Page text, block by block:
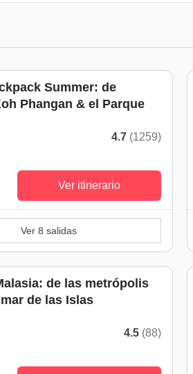
Summer: de
Phangan & el Parque
4.7 (1259)
Ver itinerario
Ver 8 salidas
de las metrópolis
de las Islas
4.5 (88)